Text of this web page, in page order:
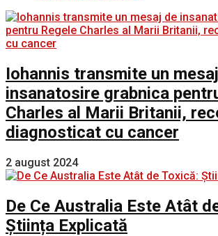
Iohannis transmite un
insanatosire grabnica
Charles al Marii Britanii,
diagnosticat cu cancer
2 august 2024
De Ce Australia Este Atât
Știința Explicată